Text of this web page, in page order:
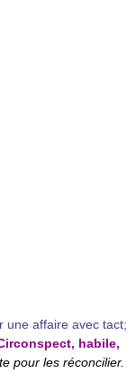
une affaire avec tact;
habile,
pour les réconcilier.